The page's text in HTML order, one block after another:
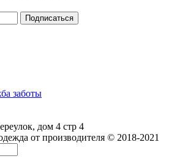
заботы
дом 4 стр 4
от производителя © 2018-2021